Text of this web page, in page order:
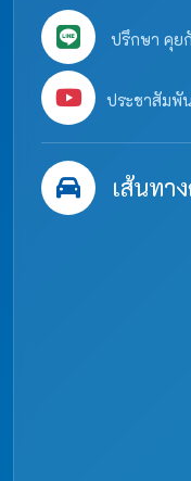
ปรึกษา คุย
ประชาสัมพั
เส้นทา